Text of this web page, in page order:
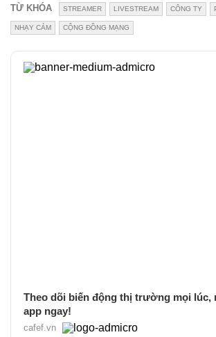
TỪ KHÓA STREAMER LIVESTREAM CÔNG TY
NHẠY CẢM CỘNG ĐỒNG MẠNG
Theo dõi biến động thị trường mọi lúc,
app ngay!
cafef.vn